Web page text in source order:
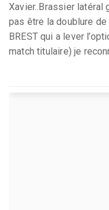
Xavier..Brassier latéral
pas être la doublure
BREST qui a lever
match titulaire) je